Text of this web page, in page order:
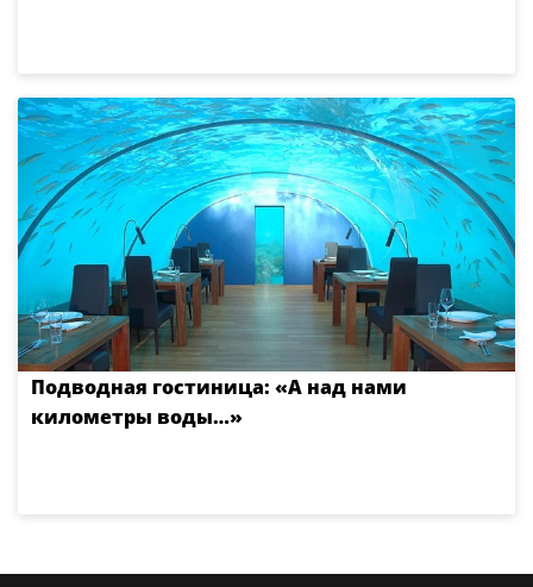
Подводная гостиница: «А над нами
километры воды…»